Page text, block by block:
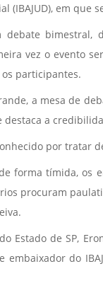
(IBAJUD), em que
bimestral,
vez o evento
participantes.
a mesa de
destaca a
por tratar
forma tímida, os
procuram
Estado de SP,
do